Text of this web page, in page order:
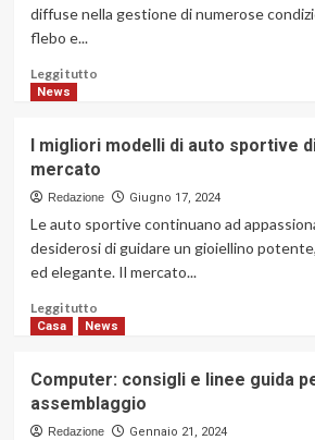
lubrorefrigerante
diffuse nella gestione di numerose
flebo e...
Leggi tuttoLeggi
Flebo
e
iniezioni
quando
richiederle
News
I migliori modelli di auto sportive
mercato
Redazione Giugno 17, 2024
Le auto sportive continuano ad
desiderosi di guidare un gioiellino
ed elegante. Il mercato...
Leggi tuttoLeggi
di
I
migliori
modelli
Casa News
Computer: consigli e linee guida
assemblaggio
Redazione Gennaio 21, 2024